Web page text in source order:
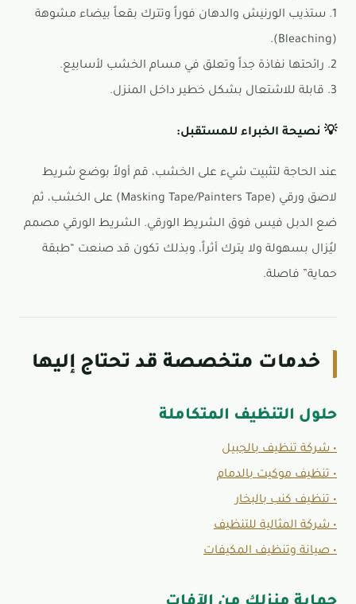
1. ستذيب الورنيش والدهان فوراً وتترك بقعاً بيضاء مشوهة
(Bleaching).
2. رائحتها نفاذة جداً وتعلق في مسام الخشب لأسابيع.
3. قابلة للاشتعال بشكل خطير داخل المنزل.
💡 نصيحة الخبراء للمستقبل:
عند الحاجة لتثبيت شيء على الخشب، قم أولاً بوضع شريط
لاصق ورقي (Masking Tape/Painters Tape) على الخشب، ثم
ضع الدبل فيس فوق الشريط الورقي. الشريط الورقي مصمم
ليُزال بسهولة ولا يترك أثراً، وبذلك تكون قد صنعت “طبقة
حماية” فاصلة.
خدمات متخصصة قد تحتاج إليها
حلول التنظيف المتكاملة
• شركة تنظيف بالجبيل
• تنظيف موكيت بالدمام
• تنظيف كنب بالبخار
• شركة المثالية للتنظيف
• صيانة وتنظيف المكيفات